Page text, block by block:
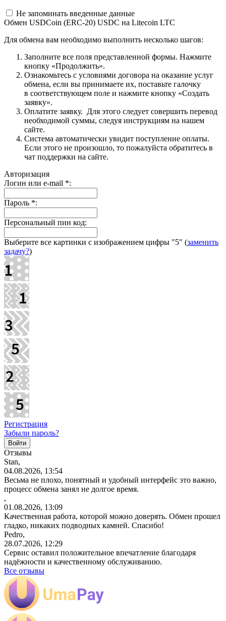
Не запоминать введенные данные
Обмен USDCoin (ERC-20) USDC на Litecoin LTC
Для обмена вам необходимо выполнить несколько шагов:
Заполните все поля представленной формы. Нажмите
кнопку «Продолжить».
Ознакомьтесь с условиями договора на оказание услуг
обмена, если вы принимаете их, поставьте галочку
в соответствующем поле и нажмите кнопку «Создать
заявку».
Оплатите заявку. Для этого следует совершить перевод
необходимой суммы, следуя инструкциям на нашем
сайте.
Система автоматически увидит поступление оплаты.
Если этого не произошло, то пожалуйста обратитесь в
чат поддержки на сайте.
Авторизация
Логин или e-mail *:
Пароль *:
Персональный пин код:
Выберите все картинки с изображением цифры "5" (заменить
задачу?)
Регистрация
Забыли пароль?
Отзывы
Stan,
04.08.2026, 13:54
Весьма не плохо, понятный и удобный интерфейс это важно,
процесс обмена занял не долгое время.
,
01.08.2026, 13:09
Качественная работа, которой можно доверять. Обмен прошел
гладко, никаких подводных камней. Спасибо!
Pedro,
28.07.2026, 12:29
Сервис оставил положительное впечатление благодаря
надёжности и качественному обслуживанию.
Все отзывы